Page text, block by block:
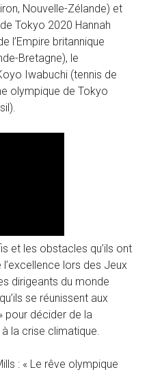
Nouvelle-Zélande) et
Tokyo 2020 Hannah
l’Empire britannique
Bretagne), le
Iwabuchi (tennis de
olympique de Tokyo
et les obstacles qu’ils ont
lors des Jeux
dirigeants du monde
se réunissent aux
pour décider de la
la crise climatique.
: « Le rêve olympique